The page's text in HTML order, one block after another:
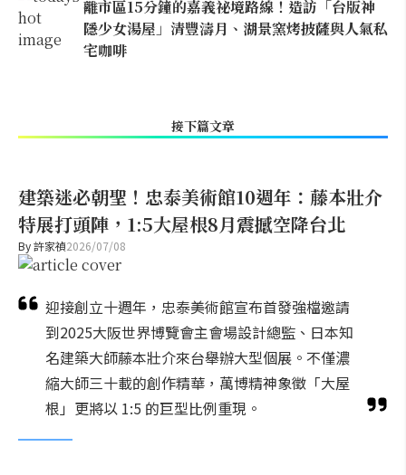
離市區15分鐘的嘉義祕境路線！造訪「台版神
隱少女湯屋」清豐濤月、湖景窯烤披薩與人氣私
宅咖啡
接下篇文章
建築迷必朝聖！忠泰美術館10週年：藤本壯介
特展打頭陣，1:5大屋根8月震撼空降台北
By許家禎2026/07/08
迎接創立十週年，忠泰美術館宣布首發強檔邀請
到2025大阪世界博覽會主會場設計總監、日本知
名建築大師藤本壯介來台舉辦大型個展。不僅濃
縮大師三十載的創作精華，萬博精神象徵「大屋
根」更將以 1:5 的巨型比例重現。